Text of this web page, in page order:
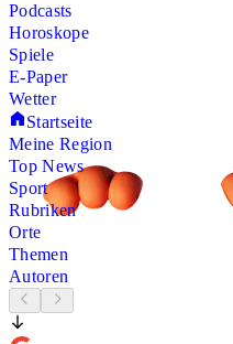
Podcasts
Horoskope
Spiele
E-Paper
Wetter
Startseite
Meine Region
Top News
Sport
Rubriken
Orte
Themen
Autoren